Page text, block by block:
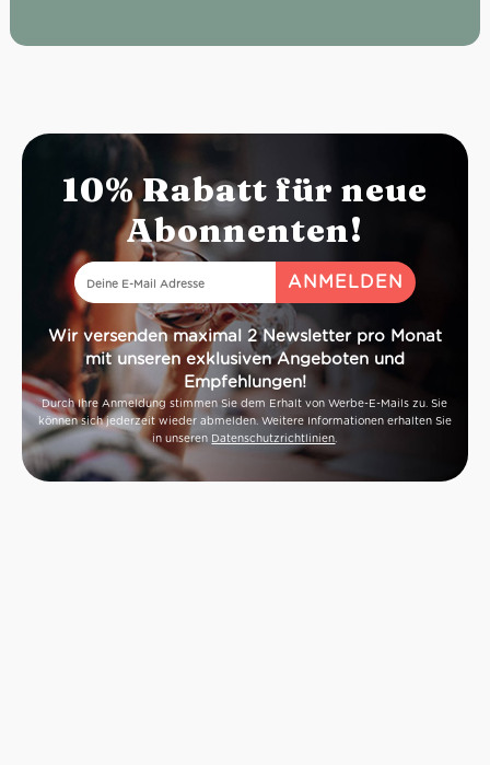
10% Rabatt für neue
Abonnenten!
Wir versenden maximal 2 Newsletter pro Monat
mit unseren exklusiven Angeboten und
Empfehlungen!
Durch Ihre Anmeldung stimmen Sie dem Erhalt von Werbe-E-Mails zu. Sie
können sich jederzeit wieder abmelden. Weitere Informationen erhalten Sie
in unseren Datenschutzrichtlinien